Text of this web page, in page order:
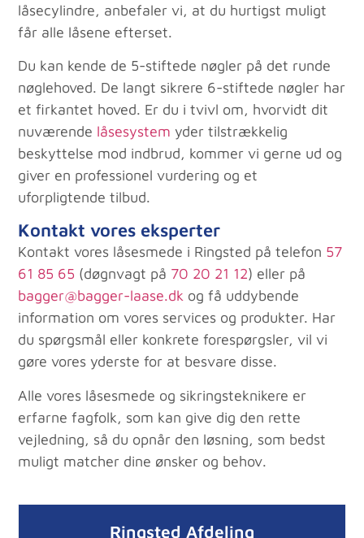
låsecylindre, anbefaler vi, at du hurtigst muligt
får alle låsene efterset.
Du kan kende de 5-stiftede nøgler på det runde
nøglehoved. De langt sikrere 6-stiftede nøgler har
et firkantet hoved. Er du i tvivl om, hvorvidt dit
nuværende låsesystem yder tilstrækkelig
beskyttelse mod indbrud, kommer vi gerne ud og
giver en professionel vurdering og et
uforpligtende tilbud.
Kontakt vores eksperter
Kontakt vores låsesmede i Ringsted på telefon 57
61 85 65 (døgnvagt på 70 20 21 12) eller på
bagger@bagger-laase.dk og få uddybende
information om vores services og produkter. Har
du spørgsmål eller konkrete forespørgsler, vil vi
gøre vores yderste for at besvare disse.
Alle vores låsesmede og sikringsteknikere er
erfarne fagfolk, som kan give dig den rette
vejledning, så du opnår den løsning, som bedst
muligt matcher dine ønsker og behov.
Ringsted Afdeling